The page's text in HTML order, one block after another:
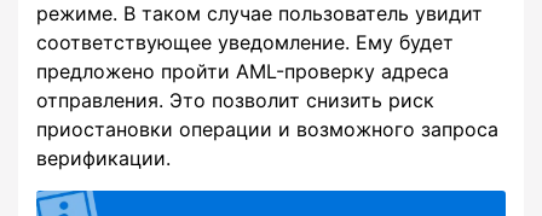
режиме. В таком случае пользователь увидит
соответствующее уведомление. Ему будет
предложено пройти AML-проверку адреса
отправления. Это позволит снизить риск
приостановки операции и возможного запроса
верификации.